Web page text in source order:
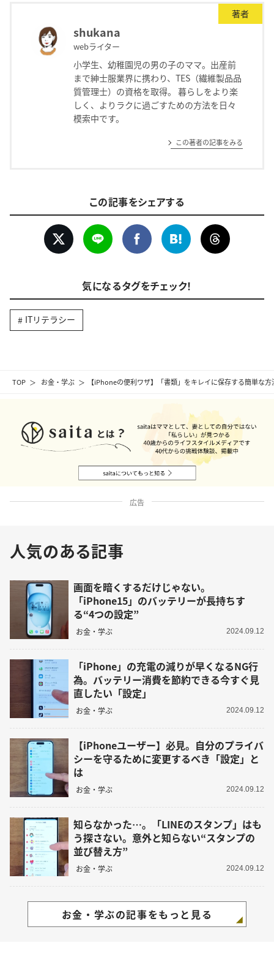
TOP お金・学ぶ 【iPhoneの便利ワザ】「書類」をキレイに保存する簡単な
著者
shukana
webライター
小学生、幼稚園児の男の子のママ。出産前
まで紳士服業界に携わり、TES（繊維製品品
質管理士）の資格を取得。 暮らしをより楽
しく、よりラクに過ごすための方法を日々
模索中です。
この著者の記事をみる
この記事をシェアする
気になるタグをチェック！
ITリテラシー
広告
人気のある記事
画面を暗くするだけじゃない。
「iPhone15」のバッテリーが長持ちす
る“4つの設定”
お金・学ぶ 2024.09.12
「iPhone」の充電の減りが早くなるNG行
為。バッテリー消費を節約できる今すぐ見
直したい「設定」
お金・学ぶ 2024.09.12
【iPhoneユーザー】必見。自分のプライバ
シーを守るために変更するべき「設定」と
は
お金・学ぶ 2024.09.12
知らなかった…。「LINEのスタンプ」はも
う探さない。意外と知らない“スタンプの
並び替え方”
お金・学ぶ 2024.09.12
お金・学ぶの記事をもっと見る